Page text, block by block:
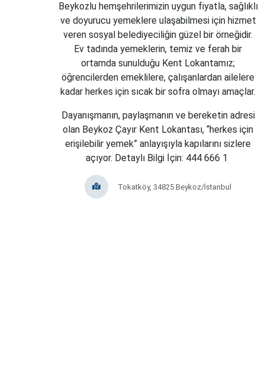
Beykozlu hemşehrilerimizin uygun fiyatla, sağlıklı
ve doyurucu yemeklere ulaşabilmesi için hizmet
veren sosyal belediyeciliğin güzel bir örneğidir.
Ev tadında yemeklerin, temiz ve ferah bir
ortamda sunulduğu Kent Lokantamız;
öğrencilerden emeklilere, çalışanlardan ailelere
kadar herkes için sıcak bir sofra olmayı amaçlar.
Dayanışmanın, paylaşmanın ve bereketin adresi
olan Beykoz Çayır Kent Lokantası, “herkes için
erişilebilir yemek” anlayışıyla kapılarını sizlere
açıyor. Detaylı Bilgi İçin: 444 666 1
Tokatköy, 34825 Beykoz/İstanbul